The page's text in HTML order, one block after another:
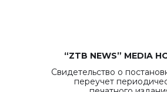
“ZTB NEWS” MEDIA
Свидетельство о
переучет